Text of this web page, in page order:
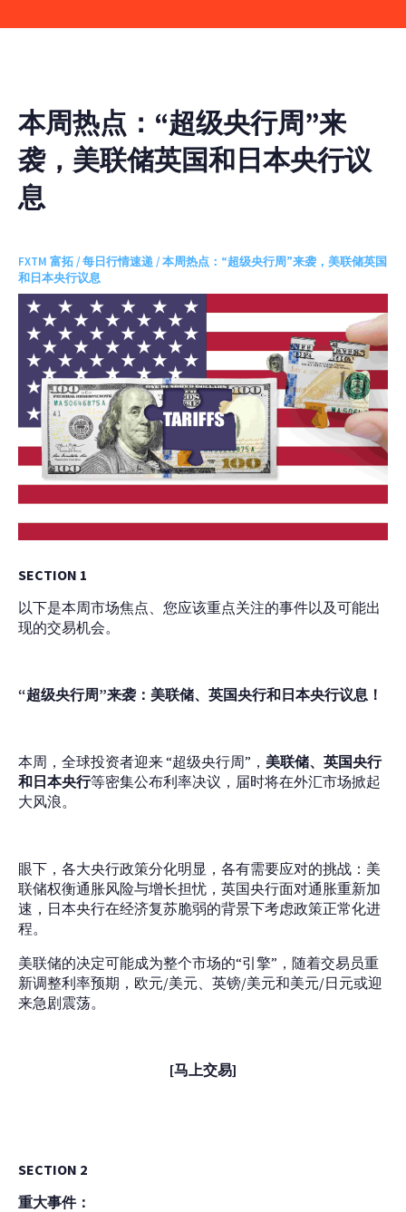
本周热点：“超级央行周”来
袭，美联储英国和日本央行议
息
FXTM 富拓/每日行情速递 / 本周热点：“超级央行周”来袭，美联储英国
和日本央行议息
SECTION 1
以下是本周市场焦点、您应该重点关注的事件以及可能出
现的交易机会。
“超级央行周”来袭：美联储、英国央行和日本央行议息！
本周，全球投资者迎来 “超级央行周”， 美联储、英国央行
和日本央行等密集公布利率决议，届时将在外汇市场掀起
大风浪。
眼下，各大央行政策分化明显，各有需要应对的挑战：美
联储权衡通胀风险与增长担忧，英国央行面对通胀重新加
速，日本央行在经济复苏脆弱的背景下考虑政策正常化进
程。
美联储的决定可能成为整个市场的“引擎”，随着交易员重
新调整利率预期，欧元/美元、英镑/美元和美元/日元或迎
来急剧震荡。
[马上交易]
SECTION 2
重大事件：